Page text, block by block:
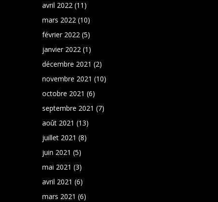
avril 2022 (11)
mars 2022 (10)
février 2022 (5)
janvier 2022 (1)
décembre 2021 (2)
novembre 2021 (10)
octobre 2021 (6)
septembre 2021 (7)
août 2021 (13)
juillet 2021 (8)
juin 2021 (5)
mai 2021 (3)
avril 2021 (6)
mars 2021 (6)